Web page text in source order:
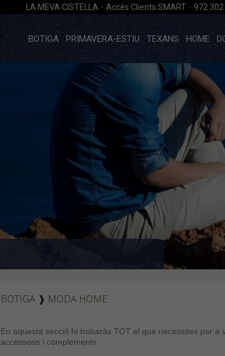
LA MEVA CISTELLA · Accés Clients SMART · 972
BOTIGA PRIMAVERA-ESTIU TEXANS HOME
BOTIGA ❱ MODA HOME
En aquesta secció hi trobaràs TOT el que necessites per
accessoris i complements.